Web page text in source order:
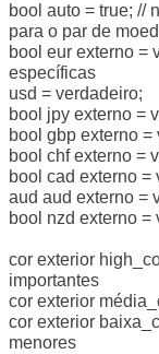
bool auto = true; //
para o par de
bool eur externo =
específicas
usd = verdadeiro;
bool jpy externo =
bool gbp externo =
bool chf externo =
bool cad externo =
aud aud externo =
bool nzd externo =
cor exterior
importantes
cor exterior
cor exterior
menores